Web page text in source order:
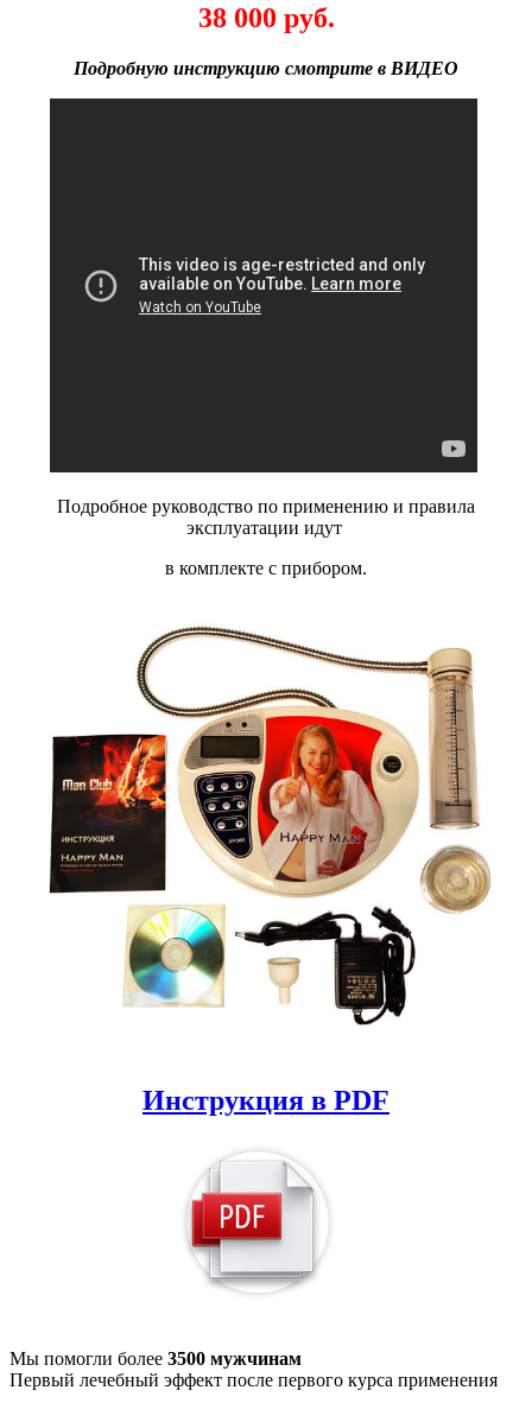
38 000 руб.
Подробную инструкцию смотрите в ВИДЕО
Подробное руководство по применению и правила
эксплуатации идут
в комплекте с прибором.
Инструкция в PDF
Мы помогли более 3500 мужчинам
Первый лечебный эффект после первого курса применения